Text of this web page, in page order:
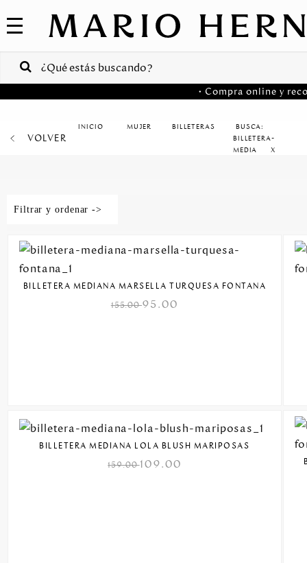
COLECCIONES
VENTAS
Costa
Venezuela
• Compra online y
VOLVER
MUJER BILLETERAS
BUSCA:
BILLETERA-
MEDIA
X
Filtrar y ordenar ->
BILLETERA MEDIANA MARSELLA TURQUESA FONTANA
155.0095.00
BILLETERA MEDIANA LOLA BLUSH MARIPOSAS
159.00109.00